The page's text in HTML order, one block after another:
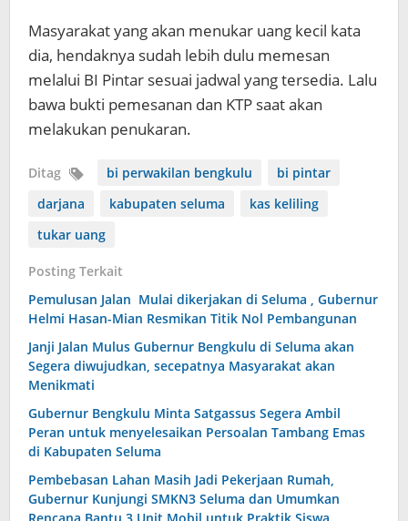
Masyarakat yang akan menukar uang kecil kata
dia, hendaknya sudah lebih dulu memesan
melalui BI Pintar sesuai jadwal yang tersedia. Lalu
bawa bukti pemesanan dan KTP saat akan
melakukan penukaran.
Ditag bi perwakilan bengkulu
bi pintar
darjana
kabupaten seluma
kas keliling
tukar uang
Posting Terkait
Pemulusan Jalan Mulai dikerjakan di Seluma , Gubernur
Helmi Hasan-Mian Resmikan Titik Nol Pembangunan
Janji Jalan Mulus Gubernur Bengkulu di Seluma akan
Segera diwujudkan, secepatnya Masyarakat akan
Menikmati
Gubernur Bengkulu Minta Satgassus Segera Ambil
Peran untuk menyelesaikan Persoalan Tambang Emas
di Kabupaten Seluma
Pembebasan Lahan Masih Jadi Pekerjaan Rumah,
Gubernur Kunjungi SMKN3 Seluma dan Umumkan